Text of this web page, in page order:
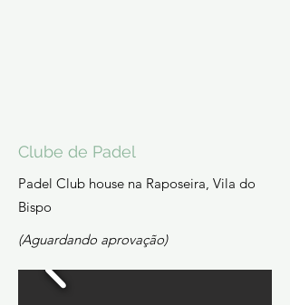
Clube de Padel
Padel Club house na Raposeira, Vila do
Bispo
(Aguardando aprovação)